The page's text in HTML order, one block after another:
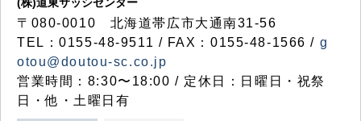
〒080-0010 北海道帯広市大通南31-56
TEL：0155-48-9511 / FAX：0155-48-1566 / g
otou@doutou-sc.co.jp
営業時間：8:30〜18:00 / 定休日：日曜日・祝祭
日・他・土曜日有